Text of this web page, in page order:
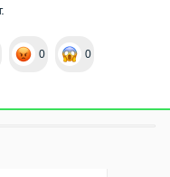
0 0